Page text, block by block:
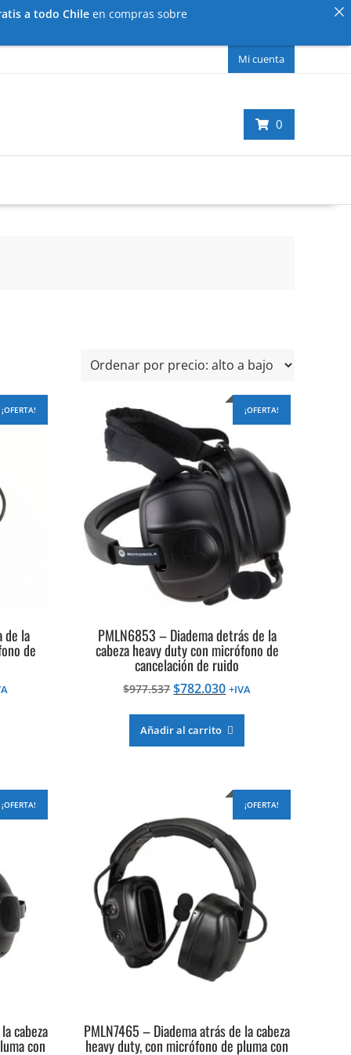
Mi cuenta
0
¡OFERTA!
de la
de
¡OFERTA!
PMLN6853 – Diadema detrás de la
cabeza heavy duty con micrófono de
cancelación de ruido
$977.537El
original
era:
$782.030El
actual
es:
+IVA
Añadir al carrito
¡OFERTA!
cabeza
con
¡OFERTA!
PMLN7465 – Diadema atrás de la cabeza
heavy duty, con micrófono de pluma con
a todo Chile en compras sobre